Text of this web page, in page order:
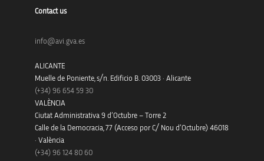
Contact us
info@avi.gva.es
ALICANTE
Muelle de Poniente, s/n. Edificio B. 03003 · Alicante
(+34) 96 654 59 30
VALÈNCIA
Ciutat Administrativa 9 d’Octubre – Torre 2
Calle de la Democracia, 77 (Acceso por C/ Nou d’Octubre) 46018
· València
(+34) 96 124 80 60